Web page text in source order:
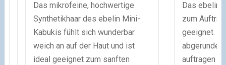
Das mikrofeine, hochwertige
Synthetikhaar des ebelin Mini-
Kabukis fühlt sich wunderbar
weich an auf der Haut und ist
ideal geeignet zum sanften
Das ebelin
zum
geeignet.
auftragen